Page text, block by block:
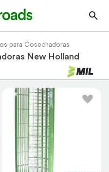
para Cosechadoras
New Holland